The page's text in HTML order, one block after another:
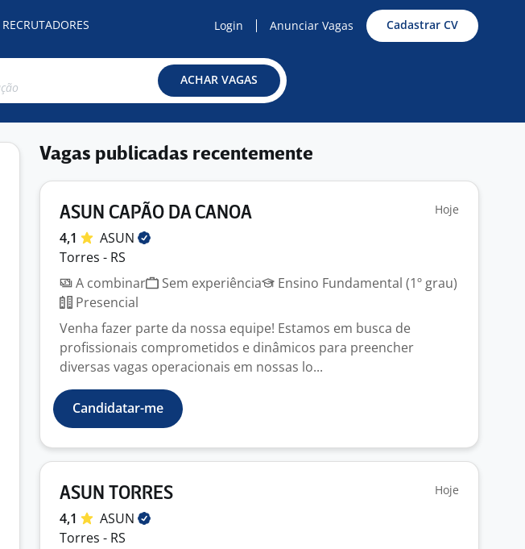
RECRUTADORES Login Anunciar Vagas Cadastrar CV
ACHAR VAGAS
Vagas publicadas recentemente
ASUN CAPÃO DA CANOA Hoje
4,1
ASUN
Torres - RS
A combinar
Sem experiência
Ensino Fundamental (1º grau)
Presencial
Venha fazer parte da nossa equipe! Estamos em busca de
profissionais comprometidos e dinâmicos para preencher
diversas vagas operacionais em nossas lo...
Candidatar-me
ASUN TORRES Hoje
4,1
ASUN
Torres - RS